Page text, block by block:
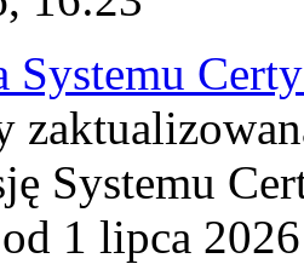
Systemu
Systemu
1 lipca